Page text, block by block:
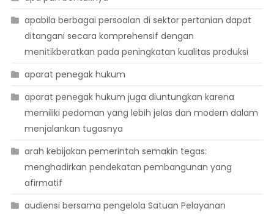
apabila berbagai persoalan di sektor pertanian dapat
ditangani secara komprehensif dengan
menitikberatkan pada peningkatan kualitas produksi
aparat penegak hukum
aparat penegak hukum juga diuntungkan karena
memiliki pedoman yang lebih jelas dan modern dalam
menjalankan tugasnya
arah kebijakan pemerintah semakin tegas:
menghadirkan pendekatan pembangunan yang
afirmatif
audiensi bersama pengelola Satuan Pelayanan